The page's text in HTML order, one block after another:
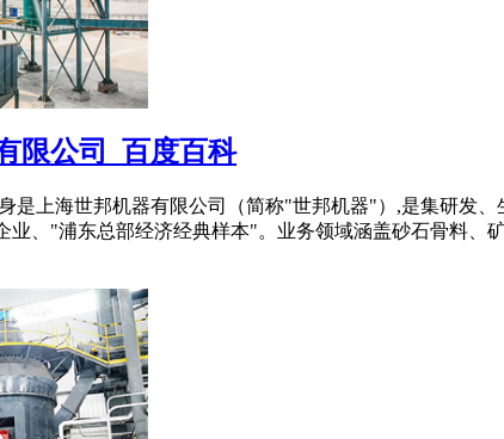
限公司_百度百科
是上海世邦机器有限公司（简称"世邦机器"）,是集研发
业、"浦东总部经济经典样本"。业务领域涵盖砂石骨料、